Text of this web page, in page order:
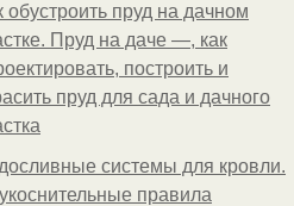
обустроить пруд на дачном
Пруд на даче —, как
построить и
пруд для сада и дачного
системы для кровли.
правила